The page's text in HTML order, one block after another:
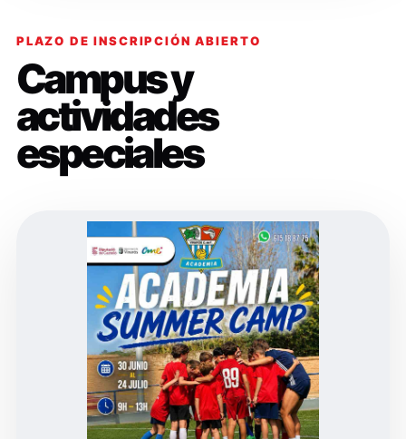
PLAZO DE INSCRIPCIÓN ABIERTO
Campus y
actividades
especiales